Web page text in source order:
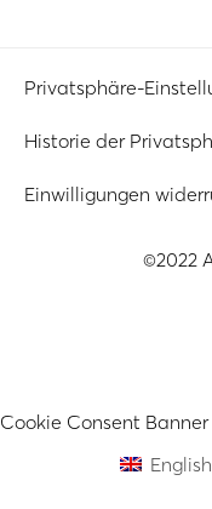
Privatsphäre-
Historie der
Einwilligungen
©2022
Cookie Consent
English